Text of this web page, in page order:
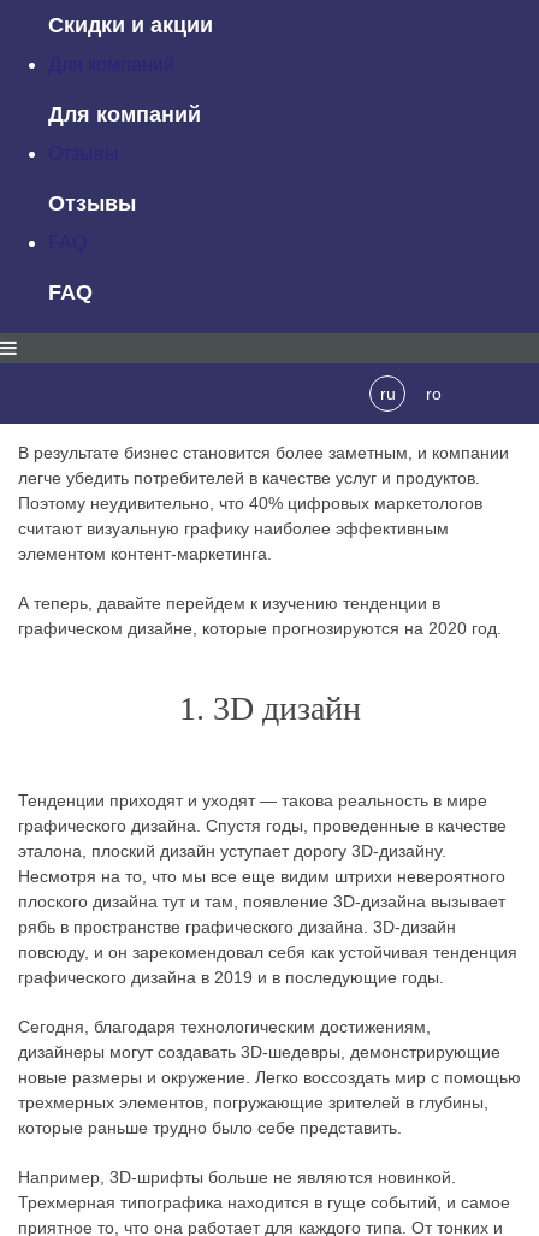
Скидки и акции
Для компаний
Отзывы
FAQ
ru ro
изучить и создать представление о визуальной
имеет никаких шансов в этом соревновании с беспощадной
конкуренцией. Но не только это: тип графики, которую вы
используете, отражает вашу визуальную идентичность, и
компании.
В целом, графический дизайн влияет на способность
эффективном использовании визуальная графика улучшает
профессиональный внешний вид, который повышает доверие,
В результате бизнес становится более заметным, и компании
легче убедить потребителей в качестве услуг и продуктов.
Поэтому неудивительно, что 40% цифровых маркетологов
считают визуальную графику наиболее эффективным
элементом контент-маркетинга.
А теперь, давайте перейдем к изучению тенденции в
графическом дизайне, которые прогнозируются на 2020 год.
1. 3D дизайн
Тенденции приходят и уходят — такова реальность в мире
графического дизайна. Спустя годы, проведенные в качестве
эталона, плоский дизайн уступает дорогу 3D-дизайну.
Несмотря на то, что мы все еще видим штрихи невероятного
плоского дизайна тут и там, появление 3D-дизайна вызывает
рябь в пространстве графического дизайна. 3D-дизайн
повсюду, и он зарекомендовал себя как устойчивая тенденция
графического дизайна в 2019 и в последующие годы.
Сегодня, благодаря технологическим достижениям,
дизайнеры могут создавать 3D-шедевры, демонстрирующие
новые размеры и окружение. Легко воссоздать мир с помощью
трехмерных элементов, погружающие зрителей в глубины,
которые раньше трудно было себе представить.
Например, 3D-шрифты больше не являются новинкой.
Трехмерная типографика находится в гуще событий, и самое
приятное то, что она работает для каждого типа. От тонких и